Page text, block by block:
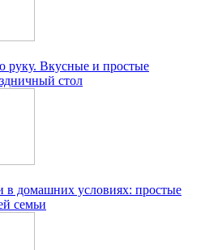
руку. Вкусные и простые
стол
в домашних условиях: простые
семьи